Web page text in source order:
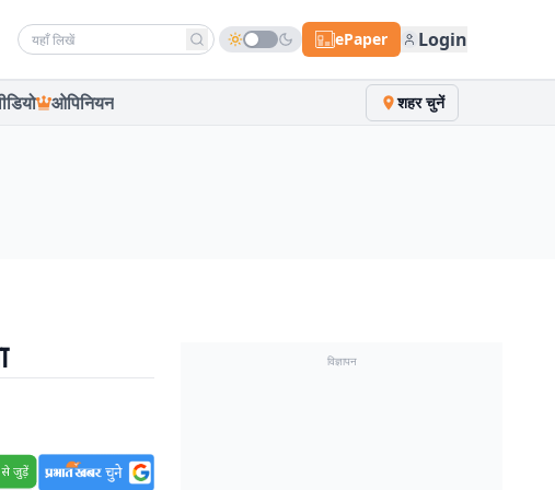
Search news ePaper Login
ओपिनियन शहर चुनें
विज्ञापन